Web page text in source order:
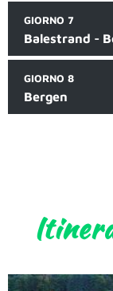
GIORNO 7
Balestrand -
GIORNO 8
Bergen